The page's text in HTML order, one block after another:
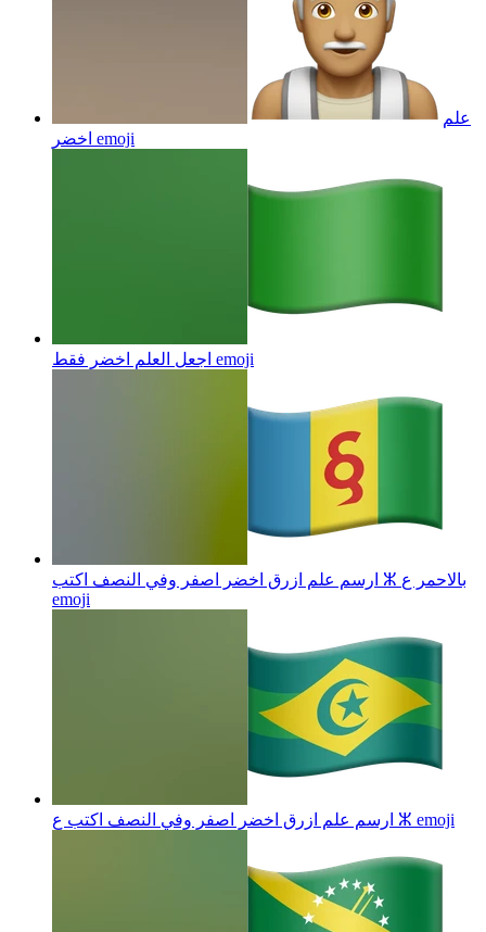
علم
emoji
اجعل العلم اخضر فقط emoji
ارسم علم ازرق اخضر اصفر وفي النصف اكتب ⵣ بالاحمر ع
emoji
ارسم علم ازرق اخضر اصفر وفي النصف اكتب ع ⵣ emoji